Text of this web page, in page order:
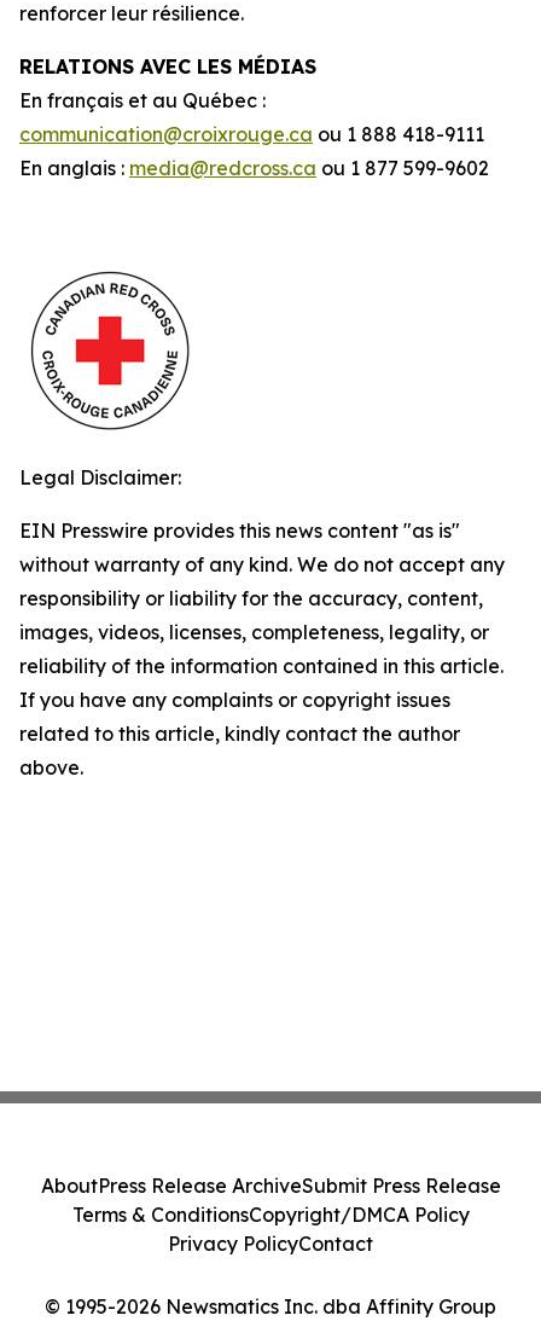
renforcer leur résilience.
RELATIONS AVEC LES MÉDIAS
En français et au Québec :
communication@croixrouge.ca ou 1 888 418-9111
En anglais : media@redcross.ca ou 1 877 599-9602
Legal Disclaimer:
EIN Presswire provides this news content "as is"
without warranty of any kind. We do not accept any
responsibility or liability for the accuracy, content,
images, videos, licenses, completeness, legality, or
reliability of the information contained in this article.
If you have any complaints or copyright issues
related to this article, kindly contact the author
above.
© 1995-2026 Newsmatics Inc. dba Affinity Group
AboutPress Release ArchiveSubmit Press Release
Terms & ConditionsCopyright/DMCA Policy
Privacy PolicyContact